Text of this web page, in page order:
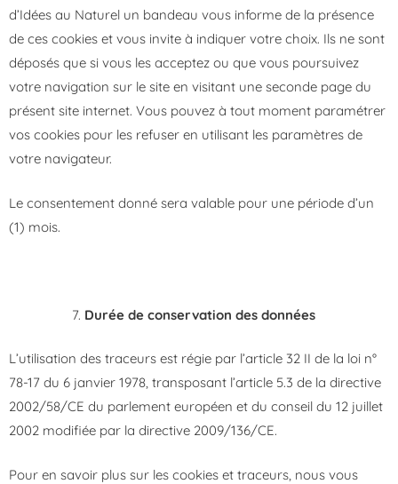
d’Idées au Naturel un bandeau vous informe de la présence
de ces cookies et vous invite à indiquer votre choix. Ils ne sont
déposés que si vous les acceptez ou que vous poursuivez
votre navigation sur le site en visitant une seconde page du
présent site internet. Vous pouvez à tout moment paramétrer
vos cookies pour les refuser en utilisant les paramètres de
votre navigateur.
Le consentement donné sera valable pour une période d’un
(1) mois.
Durée de conservation des données
L’utilisation des traceurs est régie par l’article 32 II de la loi n°
78-17 du 6 janvier 1978, transposant l’article 5.3 de la directive
2002/58/CE du parlement européen et du conseil du 12 juillet
2002 modifiée par la directive 2009/136/CE.
Pour en savoir plus sur les cookies et traceurs, nous vous